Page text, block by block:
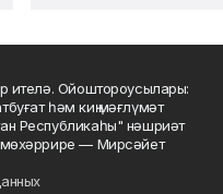
ителә. Ойоштороусылары:
һәм киң мәғлүмәт
Республикаһы" нәшриәт
мөхәррире — Мирсәйет